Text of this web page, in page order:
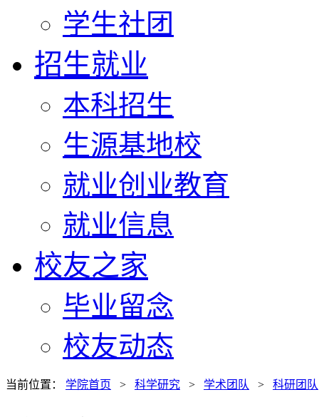
学生社团
招生就业
本科招生
生源基地校
就业创业教育
就业信息
校友之家
毕业留念
校友动态
当前位置： 学院首页 > 科学研究 > 学术团队 > 科研团队